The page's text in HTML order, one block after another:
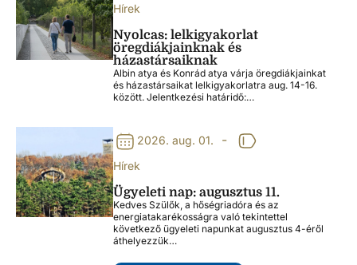
Hírek
Nyolcas: lelkigyakorlat
öregdiákjainknak és
házastársaiknak
Albin atya és Konrád atya várja öregdiákjainkat
és házastársaikat lelkigyakorlatra aug. 14-16.
között. Jelentkezési határidő:…
2026. aug. 01. -
Hírek
Ügyeleti nap: augusztus 11.
Kedves Szülők, a hőségriadóra és az
energiatakarékosságra való tekintettel
következő ügyeleti napunkat augusztus 4-éről
áthelyezzük…